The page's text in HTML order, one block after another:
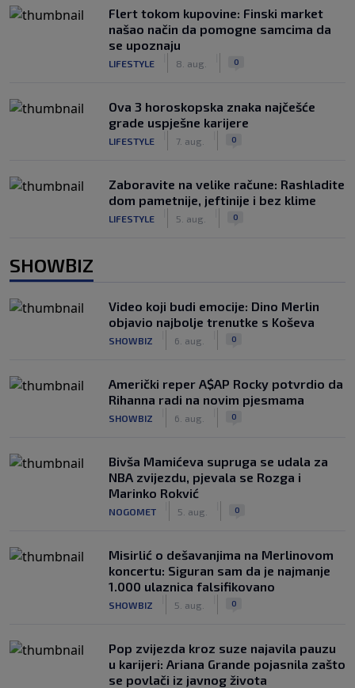
Flert tokom kupovine: Finski market
našao način da pomogne samcima da
se upoznaju
LIFESTYLE 8. aug. 0
Ova 3 horoskopska znaka najčešće
grade uspješne karijere
LIFESTYLE 7. aug. 0
Zaboravite na velike račune: Rashladite
dom pametnije, jeftinije i bez klime
LIFESTYLE 5. aug. 0
SHOWBIZ
Video koji budi emocije: Dino Merlin
objavio najbolje trenutke s Koševa
SHOWBIZ 6. aug. 0
Američki reper A$AP Rocky potvrdio da
Rihanna radi na novim pjesmama
SHOWBIZ 6. aug. 0
Bivša Mamićeva supruga se udala za
NBA zvijezdu, pjevala se Rozga i
Marinko Rokvić
NOGOMET 5. aug. 0
Misirlić o dešavanjima na Merlinovom
koncertu: Siguran sam da je najmanje
1.000 ulaznica falsifikovano
SHOWBIZ 5. aug. 0
Pop zvijezda kroz suze najavila pauzu
u karijeri: Ariana Grande pojasnila zašto
se povlači iz javnog života